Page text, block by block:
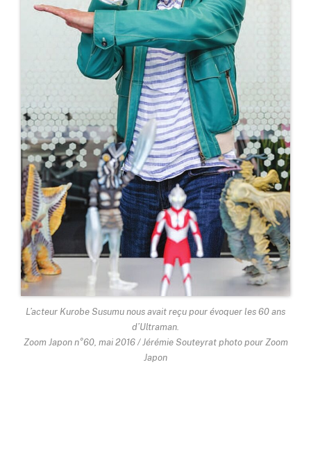
L’acteur Kurobe Susumu nous avait reçu pour évoquer les 60 ans
d’Ultraman.
Zoom Japon n°60, mai 2016 / Jérémie Souteyrat photo pour Zoom
Japon